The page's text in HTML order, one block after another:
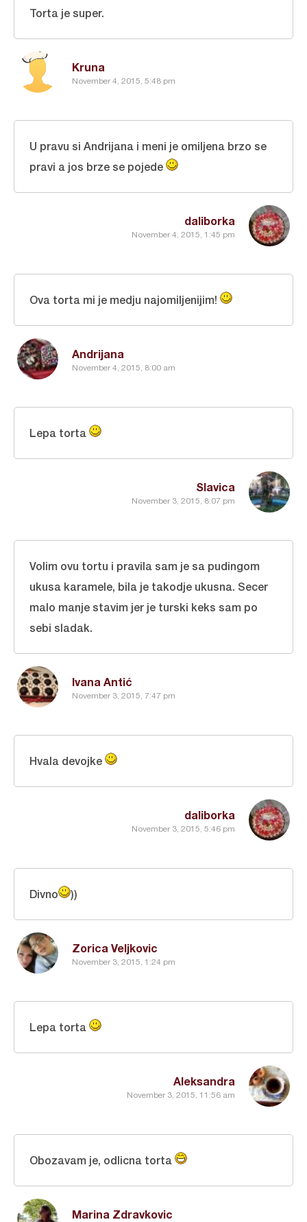
Kruna
November 4, 2015, 5:48 pm
Torta je super.
daliborka
November 4, 2015, 1:45 pm
U pravu si Andrijana i meni je omiljena brzo se
pravi a jos brze se pojede
Andrijana
November 4, 2015, 8:00 am
Ova torta mi je medju najomiljenijim!
Slavica
November 3, 2015, 8:07 pm
Lepa torta
Ivana Antić
November 3, 2015, 7:47 pm
Volim ovu tortu i pravila sam je sa pudingom
ukusa karamele, bila je takodje ukusna. Secer
malo manje stavim jer je turski keks sam po
sebi sladak.
daliborka
November 3, 2015, 5:46 pm
Hvala devojke
Zorica Veljkovic
November 3, 2015, 1:24 pm
Divno ))
Aleksandra
November 3, 2015, 11:56 am
Lepa torta
Marina Zdravkovic
Obozavam je, odlicna torta